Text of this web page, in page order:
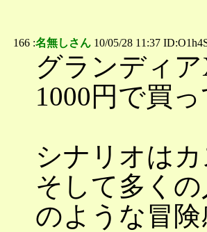
166 :名無しさん 10/05/28 11:37
グランディ
1000円で買
シナリオは
そして多く
のような冒